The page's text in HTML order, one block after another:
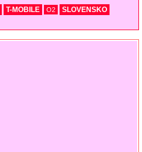
T-MOBILE O2
SLOVENSKO